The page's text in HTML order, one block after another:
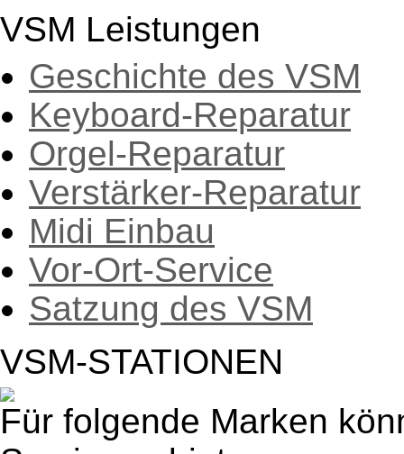
VSM Leistungen
Geschichte des VSM
Keyboard-Reparatur
Orgel-Reparatur
Verstärker-Reparatur
Midi Einbau
Vor-Ort-Service
Satzung des VSM
VSM-STATIONEN
Für folgende Marken